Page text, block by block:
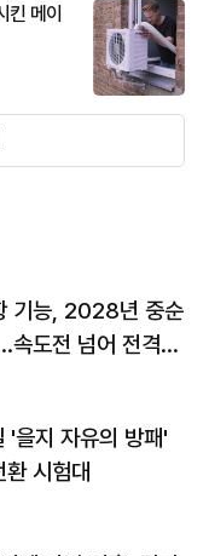
킨 메이
기능, 2028년 중순
속도전 넘어 전격
을지 자유의 방패'
시험대